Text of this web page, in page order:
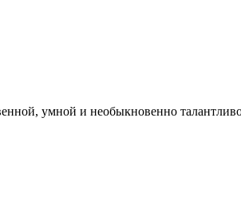
умной и необыкновенно